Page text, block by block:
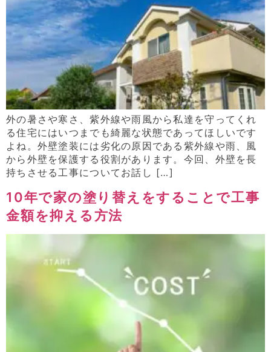
外の暑さや寒さ、紫外線や雨風から私達を守ってくれ
る住宅にはいつまでも綺麗な状態であってほしいです
よね。外壁塗装には劣化の原因である紫外線や雨、風
から外壁を保護する役割があります。今回、外壁を長
持ちさせる工事についてお話し […]
10年で家の塗り替えをすることで工事
金額を抑える方法